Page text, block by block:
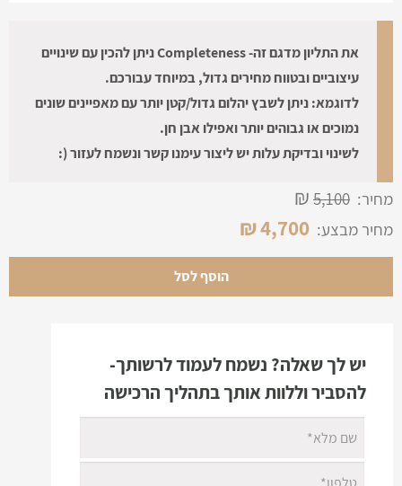
0.71CT
0.82CT
SI2 עגול E
0.70CT
0.81CT
VVS1 עגול I
GIA
10,200 ₪
0.71CT
0.82CT
VS1
את התליון מדגם זה- Completeness ניתן להכין עם שינויים
עיצוביים ובטווח מחירים גדול, במיוחד עבורכם.
לדוגמא: ניתן לשבץ יהלום גדול/קטן יותר עם מאפיינים שונים
נמוכים או גבוהים יותר ואפילו אבן חן.
לשינוי ובדיקת עלות יש ליצור עימנו קשר ונשמח לעזור (:
מחיר: 5,100
₪
מחיר מבצע: 4,700
₪
הוסף לסל
יש לך שאלה? נשמח לעמוד לרשותך-
להסביר וללוות אותך בתהליך הרכישה